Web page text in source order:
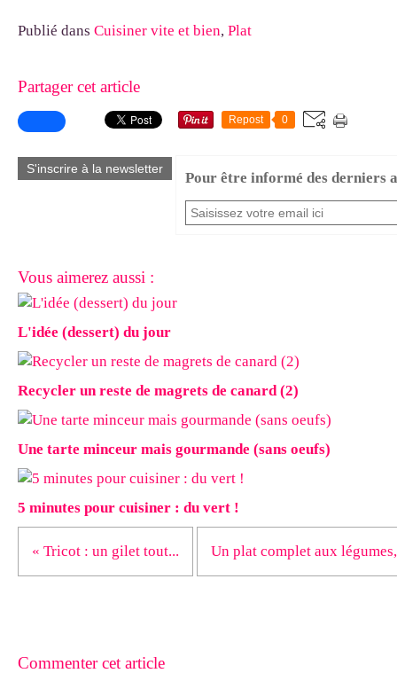
Publié dans Cuisiner vite et bien, Plat
Partager cet article
Repost 0
S'inscrire à la newsletter
Pour être informé des derniers
Vous aimerez aussi :
L'idée (dessert) du jour
Recycler un reste de magrets de canard (2)
Une tarte minceur mais gourmande (sans oeufs)
5 minutes pour cuisiner : du vert !
« Tricot : un gilet tout... Un plat complet aux
Commenter cet article